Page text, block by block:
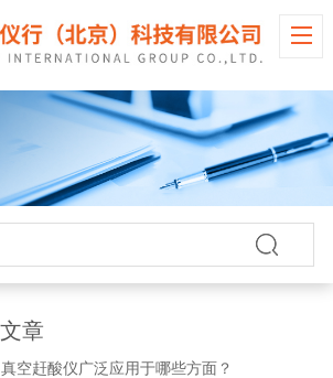
章
空赶酸仪广泛应用于哪些方面？